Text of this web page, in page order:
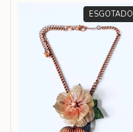
ESGOTADO